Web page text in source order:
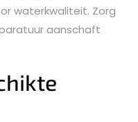
waterkwaliteit. Zorg
aanschaft